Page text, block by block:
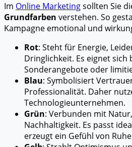
Im Online Marketingsollten Sie
Grundfarben verstehen. So
Kampagne emotional und
Rot: Steht für Energie,
Dringlichkeit. Es eignet sich
Sonderangebote oder
Blau: Symbolisiert
Professionalität. Daher
Technologieunternehmen.
Grün: Verbunden mit
Nachhaltigkeit. Es passt
erzeugt ein Gefühl von